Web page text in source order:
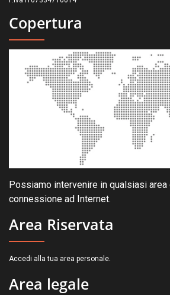
Copertura
Possiamo intervenire in qualsiasi area
connessione ad Internet.
Area Riservata
Accedi alla tua area personale.
Area legale